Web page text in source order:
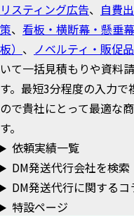
リスティング広告、 自費
策、 看板・横断幕・懸垂幕
板） 、 ノベルティ・販促品
いて一括見積もりや資料
す。最短3分程度の入力
ので貴社にとって最適な
す。
依頼実績一覧
DM発送代行会社を検索
DM発送代行に関するコ
特設ページ